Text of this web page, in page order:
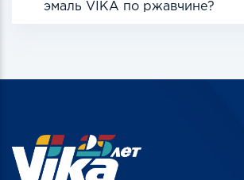
эмаль VIKA по ржавчине?